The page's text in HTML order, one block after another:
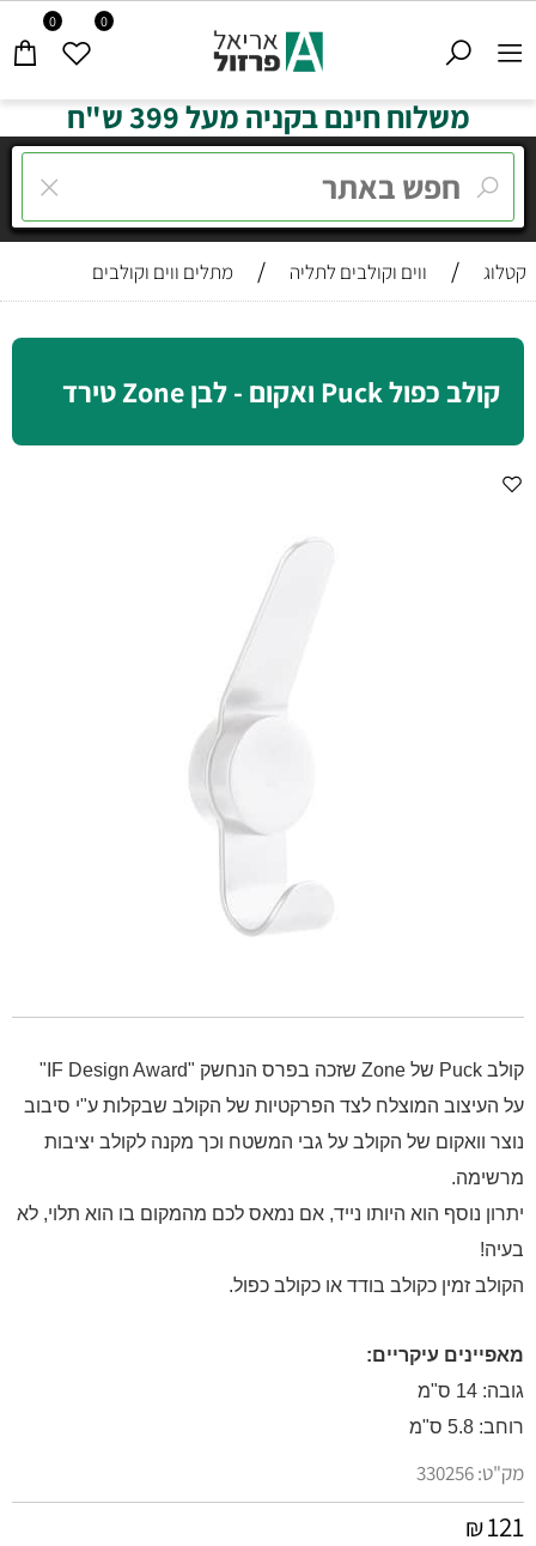
0 0
משלוח חינם בקניה מעל 399 ש"ח
קטלוג / ווים וקולבים לתליה / מתלים ווים וקולבים
קולב כפול Puck ואקום - לבן Zone טירד
קולב Puck של Zone שזכה בפרס הנחשק "IF Design Award"
על העיצוב המוצלח לצד הפרקטיות של הקולב שבקלות ע"י סיבוב
נוצר וואקום של הקולב על גבי המשטח וכך מקנה לקולב יציבות
מרשימה.
יתרון נוסף הוא היותו נייד, אם נמאס לכם מהמקום בו הוא תלוי, לא
בעיה!
הקולב זמין כקולב בודד או כקולב כפול.
מאפיינים עיקריים:
גובה: 14 ס"מ
רוחב: 5.8 ס"מ
מק"ט:330256
₪121